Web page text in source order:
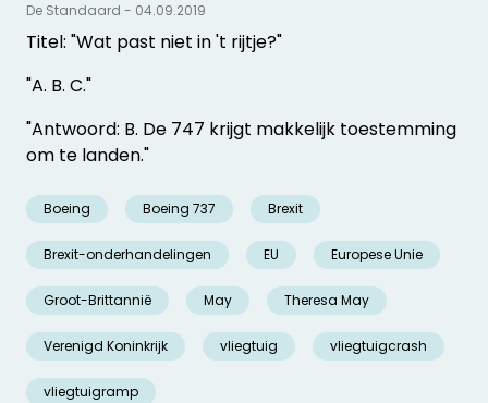
Titel: "Wat past niet in 't rijtje?"
"A. B. C."
"Antwoord: B. De 747 krijgt makkelijk toestemming
om te landen."
Boeing Boeing 737 Brexit
Brexit-onderhandelingen EU Europese Unie
Groot-Brittannië May Theresa May
Verenigd Koninkrijk vliegtuig vliegtuigcrash
vliegtuigramp
De Standaard - 04.09.2019